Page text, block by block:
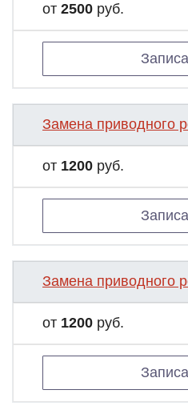
от 2500 руб.
Замена приводного
от 1200 руб.
Замена приводного
от 1200 руб.